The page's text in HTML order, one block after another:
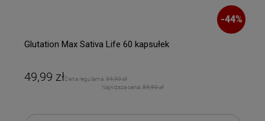
-44%
Glutation Max Sativa Life 60 kapsułek
49,99 złCena regularna: 89,90 zł
Najniższa cena: 89,90 zł